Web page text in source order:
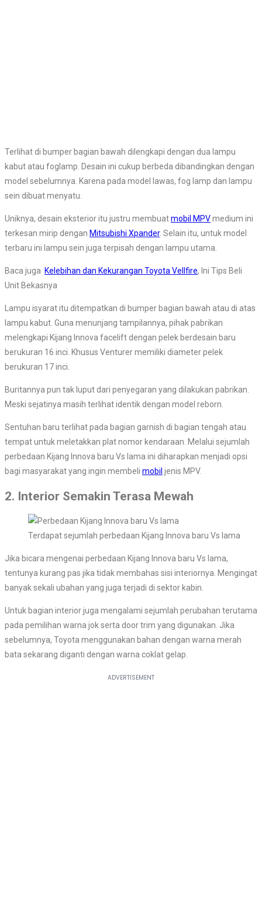
Terlihat di bumper bagian bawah dilengkapi dengan dua lampu
kabut atau foglamp. Desain ini cukup berbeda dibandingkan dengan
model sebelumnya. Karena pada model lawas, fog lamp dan lampu
sein dibuat menyatu.
Uniknya, desain eksterior itu justru membuatmobil MPVmedium ini
terkesan mirip dengan Mitsubishi Xpander. Selain itu, untuk model
terbaru ini lampu sein juga terpisah dengan lampu utama.
Baca juga Kelebihan dan Kekurangan Toyota Vellfire, Ini Tips Beli
Unit Bekasnya
Lampu isyarat itu ditempatkan di bumper bagian bawah atau di atas
lampu kabut. Guna menunjang tampilannya, pihak pabrikan
melengkapi Kijang Innova facelift dengan pelek berdesain baru
berukuran 16 inci. Khusus Venturer memiliki diameter pelek
berukuran 17 inci.
Buritannya pun tak luput dari penyegaran yang dilakukan pabrikan.
Meski sejatinya masih terlihat identik dengan model reborn.
Sentuhan baru terlihat pada bagian garnish di bagian tengah atau
tempat untuk meletakkan plat nomor kendaraan. Melalui sejumlah
perbedaan Kijang Innova baru Vs lama ini diharapkan menjadi opsi
bagi masyarakat yang ingin membeli mobil jenis MPV.
2. Interior Semakin Terasa Mewah
Terdapat sejumlah perbedaan Kijang Innova baru Vs lama
Jika bicara mengenai perbedaan Kijang Innova baru Vs lama,
tentunya kurang pas jika tidak membahas sisi interiornya. Mengingat
banyak sekali ubahan yang juga terjadi di sektor kabin.
Untuk bagian interior juga mengalami sejumlah perubahan terutama
pada pemilihan warna jok serta door trim yang digunakan. Jika
sebelumnya, Toyota menggunakan bahan dengan warna merah
bata sekarang diganti dengan warna coklat gelap.